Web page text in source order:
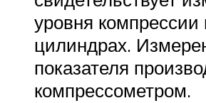
уровня компрессии
цилиндрах.
показателя
компрессометром.